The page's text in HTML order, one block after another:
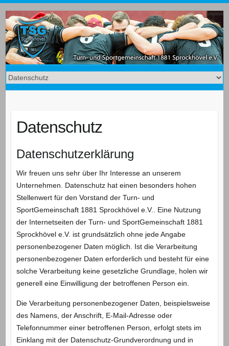
Datenschutz
Datenschutzerklärung
Wir freuen uns sehr über Ihr Interesse an unserem
Unternehmen. Datenschutz hat einen besonders hohen
Stellenwert für den Vorstand der Turn- und
SportGemeinschaft 1881 Sprockhövel e.V.. Eine Nutzung
der Internetseiten der Turn- und SportGemeinschaft 1881
Sprockhövel e.V. ist grundsätzlich ohne jede Angabe
personenbezogener Daten möglich. Ist die Verarbeitung
personenbezogener Daten erforderlich und besteht für eine
solche Verarbeitung keine gesetzliche Grundlage, holen wir
generell eine Einwilligung der betroffenen Person ein.
Die Verarbeitung personenbezogener Daten, beispielsweise
des Namens, der Anschrift, E-Mail-Adresse oder
Telefonnummer einer betroffenen Person, erfolgt stets im
Einklang mit der Datenschutz-Grundverordnung und in